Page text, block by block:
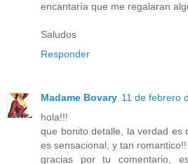
encantaría que me regalaran
Saludos
Responder
Madame Bovary 11 de febrero
hola!!!
que bonito detalle, la verdad es
es sensacional, y tan romantico!!
gracias por tu comentario,